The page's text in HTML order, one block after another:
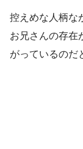
控えめな人柄な
お兄さんの存在
がっているのだ